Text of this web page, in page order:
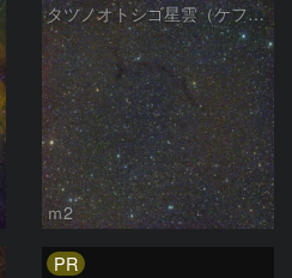
タツノオトシゴ星雲（ケフェウス座）
ｍ2
PR